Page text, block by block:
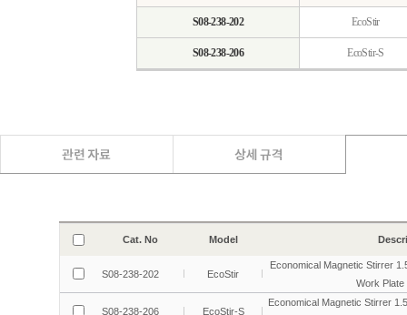
S08-238-202 EcoStir
S08-238-206 EcoStir-S